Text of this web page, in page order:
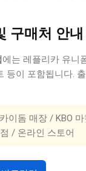
구매처 안내
에는 레플리카 유니
등이 포함됩니다.
이돔 매장 / KBO
/ 온라인 스토어